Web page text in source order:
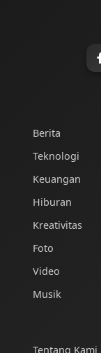
Berita
Teknologi
Keuangan
Hiburan
Kreativitas
Foto
Video
Musik
Tentang Kami